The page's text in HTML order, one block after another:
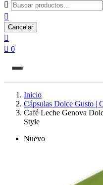


Cancelar

 0
Inicio
Cápsulas Dolce Gusto |
Café Leche Genova
Style
Nuevo